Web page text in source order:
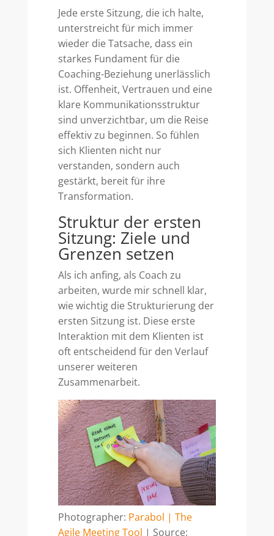
Jede erste Sitzung, die ich halte,
unterstreicht für mich immer
wieder die Tatsache, dass ein
starkes Fundament für die
Coaching-Beziehung unerlässlich
ist. Offenheit, Vertrauen und eine
klare Kommunikationsstruktur
sind unverzichtbar, um die Reise
effektiv zu beginnen. So fühlen
sich Klienten nicht nur
verstanden, sondern auch
gestärkt, bereit für ihre
Transformation.
Struktur der ersten
Sitzung: Ziele und
Grenzen setzen
Als ich anfing, als Coach zu
arbeiten, wurde mir schnell klar,
wie wichtig die Strukturierung der
ersten Sitzung ist. Diese erste
Interaktion mit dem Klienten ist
oft entscheidend für den Verlauf
unserer weiteren
Zusammenarbeit.
Photographer: Parabol | The
Agile Meeting Tool | Source: